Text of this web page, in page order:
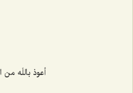
أعوذ باللَه من